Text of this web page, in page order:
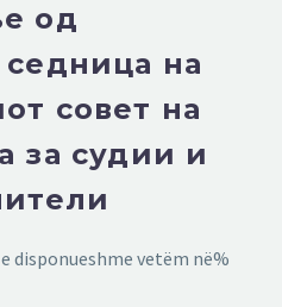
од
на
совет на
за судии и
disponueshme vetëm në%